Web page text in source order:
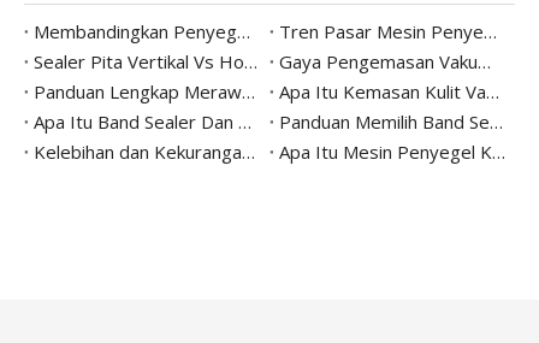
Membandingkan Penyegel Pita Laser CO2 dan UV dengan Printer untuk Kemasan Modern
Tren Pasar Mesin Penyegel Baki
Sealer Pita Vertikal Vs Horizontal – Mana yang Harus Anda Pilih?
Gaya Pengemasan Vakum 101
Panduan Lengkap Merawat Dan Membersihkan Mesin Pengemas Vakum
Apa Itu Kemasan Kulit Vakum? Manfaat Dan Peralatan
Apa Itu Band Sealer Dan Kegunaannya Dalam Kemasan
Panduan Memilih Band Sealer yang Tepat untuk Bisnis Anda
Kelebihan dan Kekurangan Penggunaan Band Sealer Dibandingkan Mesin Penyegel Lainnya
Apa Itu Mesin Penyegel Karton Aktif Air Dan Bagaimana Cara Kerjanya?